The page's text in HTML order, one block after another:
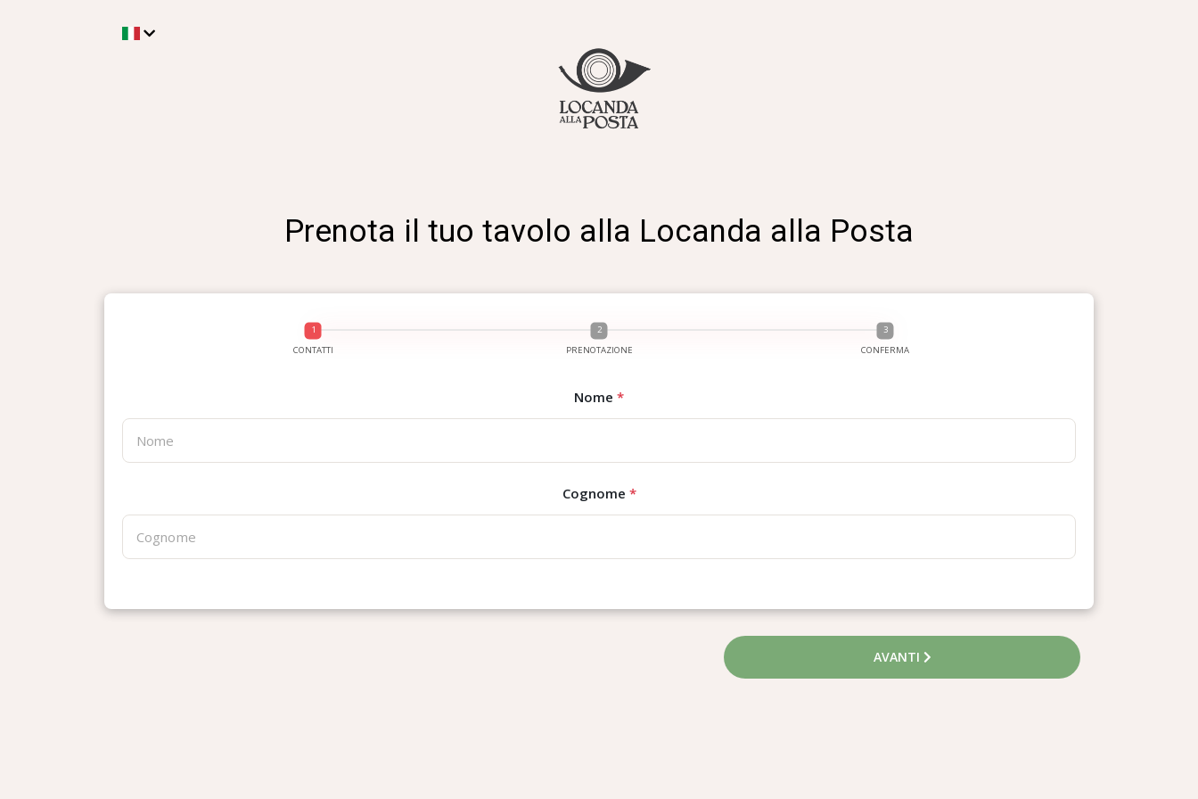
Prenota il tuo tavolo alla Locanda alla Posta
CONTATTI PRENOTAZIONE CONFERMA
Nome *
Cognome *
AVANTI